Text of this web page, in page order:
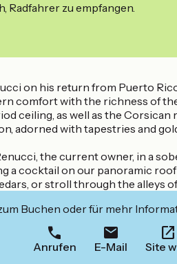
Radfahrer zu empfangen.
on his return from Puerto
comfort with the richness of
ceiling, as well as the
adorned with tapestries and
the current owner, in a
a cocktail on our panoramic
or stroll through the alleys
Buchen oder für mehr
Anrufen E-Mail Site